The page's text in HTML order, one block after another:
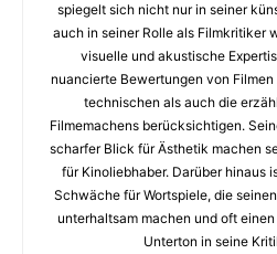
spiegelt sich nicht nur in seiner
auch in seiner Rolle als Filmkritiker
visuelle und akustische
nuancierte Bewertungen von
technischen als auch die
Filmemachens berücksichtigen.
scharfer Blick für Ästhetik machen
für Kinoliebhaber. Darüber hinaus
Schwäche für Wortspiele, die
unterhaltsam machen und oft
Unterton in seine